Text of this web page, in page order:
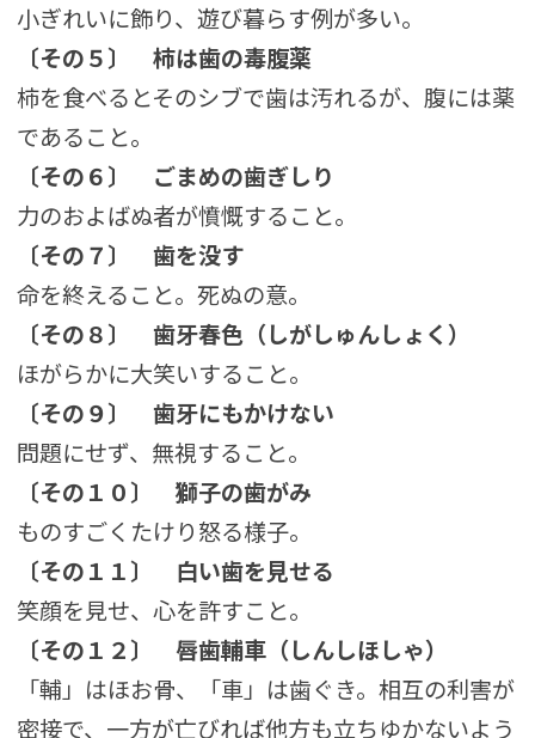
小ぎれいに飾り、遊び暮らす例が多い。
〔その５〕
柿は歯の毒腹薬
柿を食べるとそのシブで歯は汚れるが、腹には薬
であること。
〔その６〕
ごまめの歯ぎしり
力のおよばぬ者が憤慨すること。
〔その７〕
歯を没す
命を終えること。死ぬの意。
〔その８〕
歯牙春色（しがしゅんしょく）
ほがらかに大笑いすること。
〔その９〕
歯牙にもかけない
問題にせず、無視すること。
〔その１０〕
獅子の歯がみ
ものすごくたけり怒る様子。
〔その１１〕
白い歯を見せる
笑顔を見せ、心を許すこと。
〔その１２〕
唇歯輔車（しんしほしゃ）
「輔」はほお骨、「車」は歯ぐき。相互の利害が
密接で、一方が亡びれば他方も立ちゆかないよう